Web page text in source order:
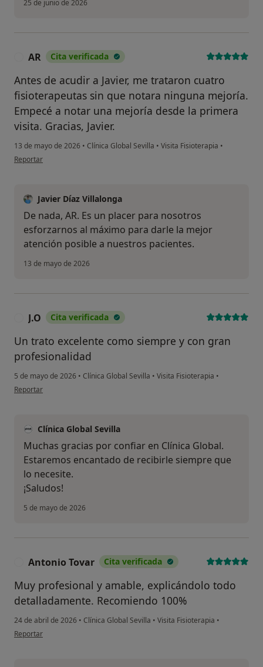
25 de junio de 2026
AR Cita verificada
Antes de acudir a Javier, me trataron cuatro
fisioterapeutas sin que notara ninguna mejoría.
Empecé a notar una mejoría desde la primera
visita. Gracias, Javier.
13 de mayo de 2026 • Clínica Global Sevilla • Visita Fisioterapia •
en opinión del usuario AR
Reportar
Javier Díaz Villalonga
De nada, AR. Es un placer para nosotros
esforzarnos al máximo para darle la mejor
atención posible a nuestros pacientes.
13 de mayo de 2026
J.O Cita verificada
Un trato excelente como siempre y con gran
profesionalidad
5 de mayo de 2026 • Clínica Global Sevilla • Visita Fisioterapia •
en opinión del usuario J.O
Reportar
Clínica Global Sevilla
Muchas gracias por confiar en Clínica Global.
Estaremos encantado de recibirle siempre que
lo necesite.
¡Saludos!
5 de mayo de 2026
Antonio Tovar Cita verificada
Muy profesional y amable, explicándolo todo
detalladamente. Recomiendo 100%
24 de abril de 2026 • Clínica Global Sevilla • Visita Fisioterapia •
en opinión del usuario Antonio Tovar
Reportar